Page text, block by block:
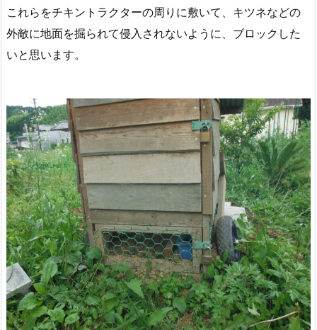
これらをチキントラクターの周りに敷いて、キツネなどの
外敵に地面を掘られて侵入されないように、ブロックした
いと思います。